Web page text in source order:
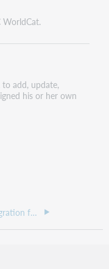
WorldCat.
to add, update,
his or her own
Hardware migration for Relais Hosted service